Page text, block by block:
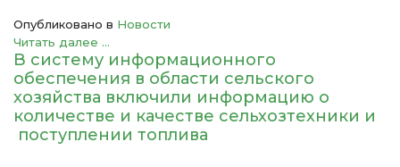
Опубликовано в Новости
Читать далее ...
В систему информационного
обеспечения в области сельского
хозяйства включили информацию о
количестве и качестве сельхозтехники и
поступлении топлива